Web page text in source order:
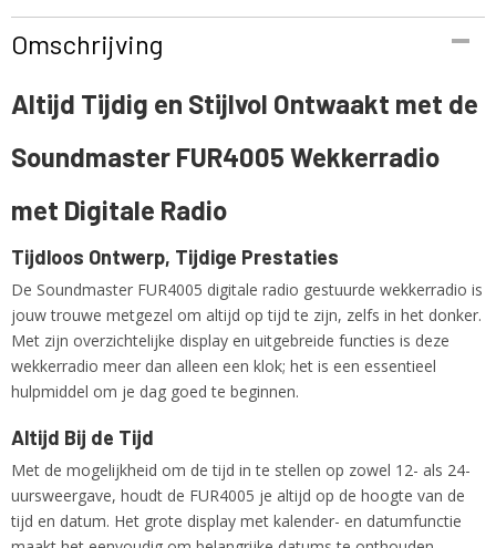
FUR4005
4005425002802
FUR4005
Omschrijving
Altijd Tijdig en Stijlvol Ontwaakt met de
Soundmaster FUR4005 Wekkerradio
met Digitale Radio
Tijdloos Ontwerp, Tijdige Prestaties
De Soundmaster FUR4005 digitale radio gestuurde wekkerradio is
jouw trouwe metgezel om altijd op tijd te zijn, zelfs in het donker.
Met zijn overzichtelijke display en uitgebreide functies is deze
wekkerradio meer dan alleen een klok; het is een essentieel
hulpmiddel om je dag goed te beginnen.
Altijd Bij de Tijd
Met de mogelijkheid om de tijd in te stellen op zowel 12- als 24-
uursweergave, houdt de FUR4005 je altijd op de hoogte van de
tijd en datum. Het grote display met kalender- en datumfunctie